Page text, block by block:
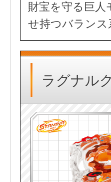
財宝を守る巨人
せ持つバランス
ラグナルク